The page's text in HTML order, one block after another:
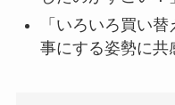
「いろいろ買い
事にする姿勢に共